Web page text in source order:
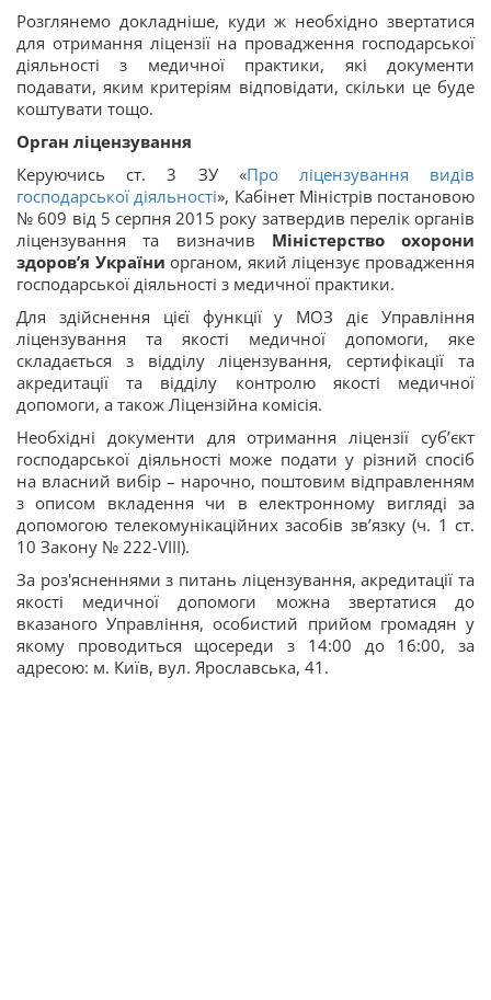
Розглянемо докладніше, куди ж необхідно звертатися
для отримання ліцензії на провадження господарської
діяльності з медичної практики, які документи
подавати, яким критеріям відповідати, скільки це буде
коштувати тощо.
Орган ліцензування
Керуючись ст. 3 ЗУ «Про ліцензування видів
господарської діяльності», Кабінет Міністрів постановою
№ 609 від 5 серпня 2015 року затвердив перелік органів
ліцензування та визначив Міністерство охорони
здоров’я України органом, який ліцензує провадження
господарської діяльності з медичної практики.
Для здійснення цієї функції у МОЗ діє Управління
ліцензування та якості медичної допомоги, яке
складається з відділу ліцензування‚ сертифікації та
акредитації та відділу контролю якості медичної
допомоги, а також Ліцензійна комісія.
Необхідні документи для отримання ліцензії суб’єкт
господарської діяльності може подати у різний спосіб
на власний вибір – нарочно, поштовим відправленням
з описом вкладення чи в електронному вигляді за
допомогою телекомунікаційних засобів зв’язку (ч. 1 ст.
10 Закону № 222-VIII).
За роз'ясненнями з питань ліцензування, акредитації та
якості медичної допомоги можна звертатися до
вказаного Управління, особистий прийом громадян у
якому проводиться щосереди з 14:00 до 16:00, за
адресою: м. Київ, вул. Ярославська, 41.